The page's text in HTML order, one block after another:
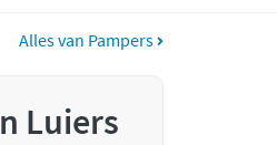
Alles van Pampers
Luiers